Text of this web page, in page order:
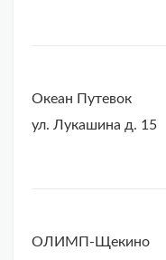
Океан Путевок
ул. Лукашина д. 15
ОЛИМП-Щекино